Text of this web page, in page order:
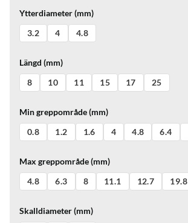
Ytterdiameter (mm)
3.2
4 4.8
Längd (mm)
8
10 11 15 17 25
Min greppområde (mm)
0.8
1.2 1.6 4 4.8 6.4
Max greppområde (mm)
4.8
6.3 8 11.1 12.7 19.8
Skalldiameter (mm)